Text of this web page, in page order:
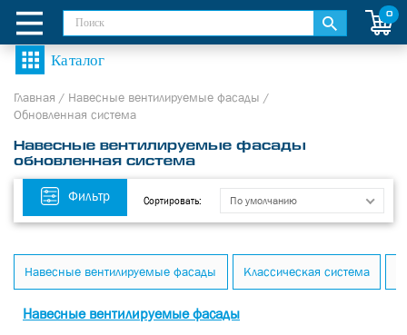
0
Главная / Навесные вентилируемые фасады /
Обновленная система
Навесные вентилируемые фасады
обновленная система
Фильтр Сортировать: По умолчанию
Навесные вентилируемые фасады Классическая система
Навесные вентилируемые фасады